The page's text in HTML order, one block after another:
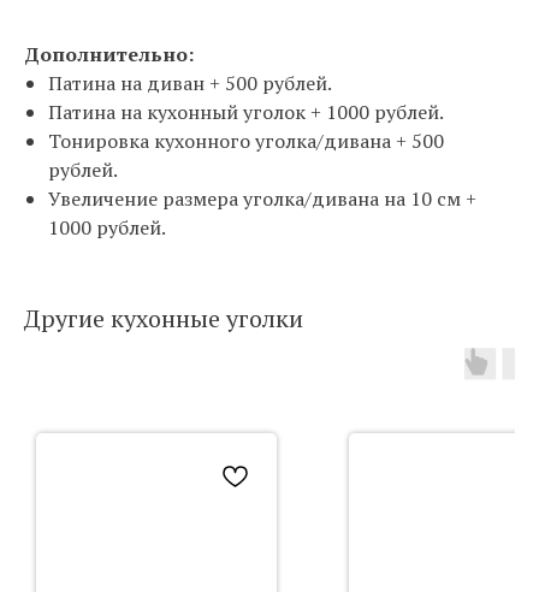
Дополнительно:
Патина на диван + 500 рублей.
Патина на кухонный уголок + 1000 рублей.
Тонировка кухонного уголка/дивана + 500
рублей.
Увеличение размера уголка/дивана на 10 см +
1000 рублей.
Другие кухонные уголки